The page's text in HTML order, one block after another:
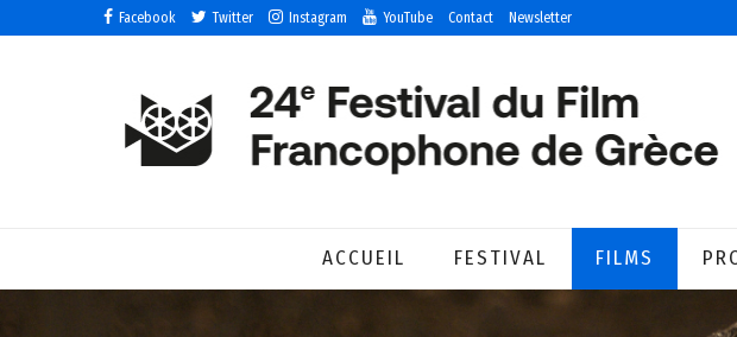
Facebook Twitter Instagram YouTube Contact Newsletter
ACCUEIL FESTIVAL FILMS